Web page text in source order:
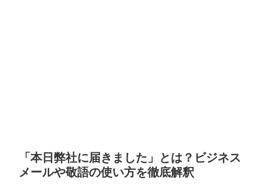
「本日弊社に届きました」とは？ビジネス
メールや敬語の使い方を徹底解釈